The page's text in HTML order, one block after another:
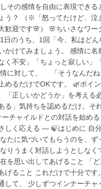
その感情を自由に表現できる
う？ （※「怒ってたけど、泣
歓迎です🌸） 🌸ちいさなワー
日のうち、1回「今、私はどん
かけてみましょう。 感情に名
く不安」「ちょっと寂しい」
情に対して、 「そうなんだ
めるだけでOKです。 🌿ポイ
「正しいかどうか」を考える
る」気持ちを認めるだけ。そ
ーチャイルドとの対話を始め
しく応える ― 🍃はじめに 自
たに気づいてもらうのを、ず
りうまく対話しようとしなく
を思い出してあげること 「
げること これだけで十分です
して、 少しずつインナーチャ